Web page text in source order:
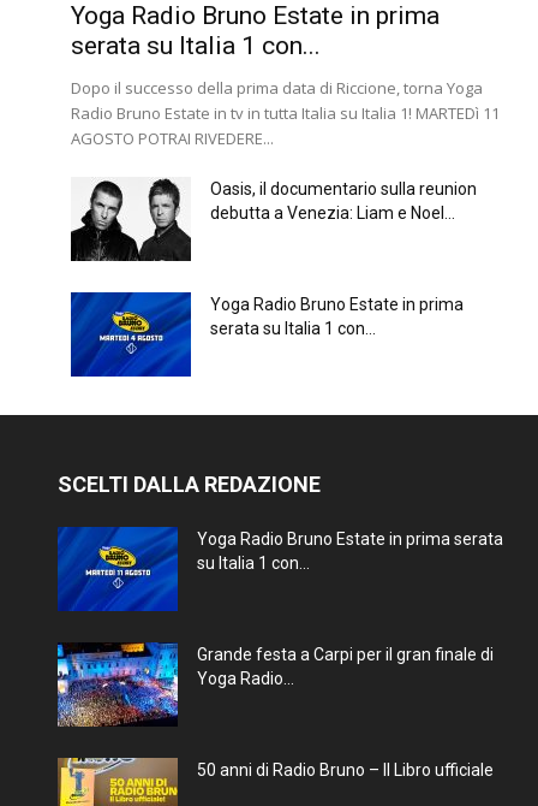
Yoga Radio Bruno Estate in prima
serata su Italia 1 con...
Dopo il successo della prima data di Riccione, torna Yoga
Radio Bruno Estate in tv in tutta Italia su Italia 1! MARTEDì 11
AGOSTO POTRAI RIVEDERE...
Oasis, il documentario sulla reunion
debutta a Venezia: Liam e Noel...
Yoga Radio Bruno Estate in prima
serata su Italia 1 con...
SCELTI DALLA REDAZIONE
Yoga Radio Bruno Estate in prima serata
su Italia 1 con...
Grande festa a Carpi per il gran finale di
Yoga Radio...
50 anni di Radio Bruno – Il Libro ufficiale